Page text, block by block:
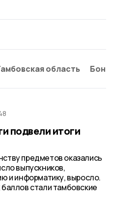
область
подвели итоги
предметов оказались
выпускников,
и информатику, выросло.
стали тамбовские